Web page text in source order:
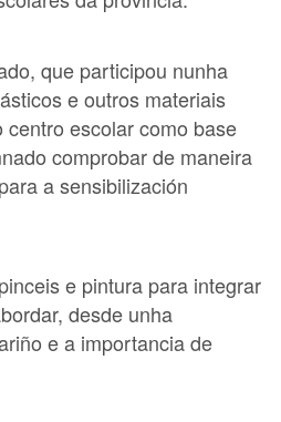
que participou nunha
e outros materiais
escolar como base
comprobar de maneira
a sensibilización
e pintura para integrar
desde unha
e a importancia de